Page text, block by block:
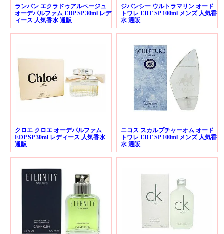
ランバン エクラドゥアルページュ
オーデパルファム EDP SP 30ml レデ
ィース 人気香水 通販
ジバンシー ウルトラマリン オード
トワレ EDT SP 100ml メンズ 人気香
水 通販
クロエ クロエ オーデパルファム
EDP SP 30ml レディース 人気香水
通販
ニコス スカルプチャーオム オード
トワレ EDT SP 100ml メンズ 人気香
水 通販